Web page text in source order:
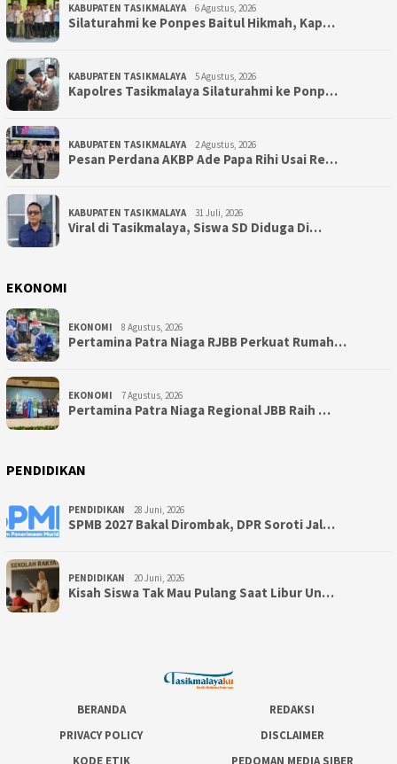
KABUPATEN TASIKMALAYA 6 Agustus, 2026
Silaturahmi ke Ponpes Baitul Hikmah, Kap…
KABUPATEN TASIKMALAYA 5 Agustus, 2026
Kapolres Tasikmalaya Silaturahmi ke Ponp…
KABUPATEN TASIKMALAYA 2 Agustus, 2026
Pesan Perdana AKBP Ade Papa Rihi Usai Re…
KABUPATEN TASIKMALAYA 31 Juli, 2026
Viral di Tasikmalaya, Siswa SD Diduga Di…
EKONOMI
EKONOMI 8 Agustus, 2026
Pertamina Patra Niaga RJBB Perkuat Rumah…
EKONOMI 7 Agustus, 2026
Pertamina Patra Niaga Regional JBB Raih …
PENDIDIKAN
PENDIDIKAN 28 Juni, 2026
SPMB 2027 Bakal Dirombak, DPR Soroti Jal…
PENDIDIKAN 20 Juni, 2026
Kisah Siswa Tak Mau Pulang Saat Libur Un…
BERANDA
REDAKSI
PRIVACY POLICY
DISCLAIMER
KODE ETIK
PEDOMAN MEDIA SIBER